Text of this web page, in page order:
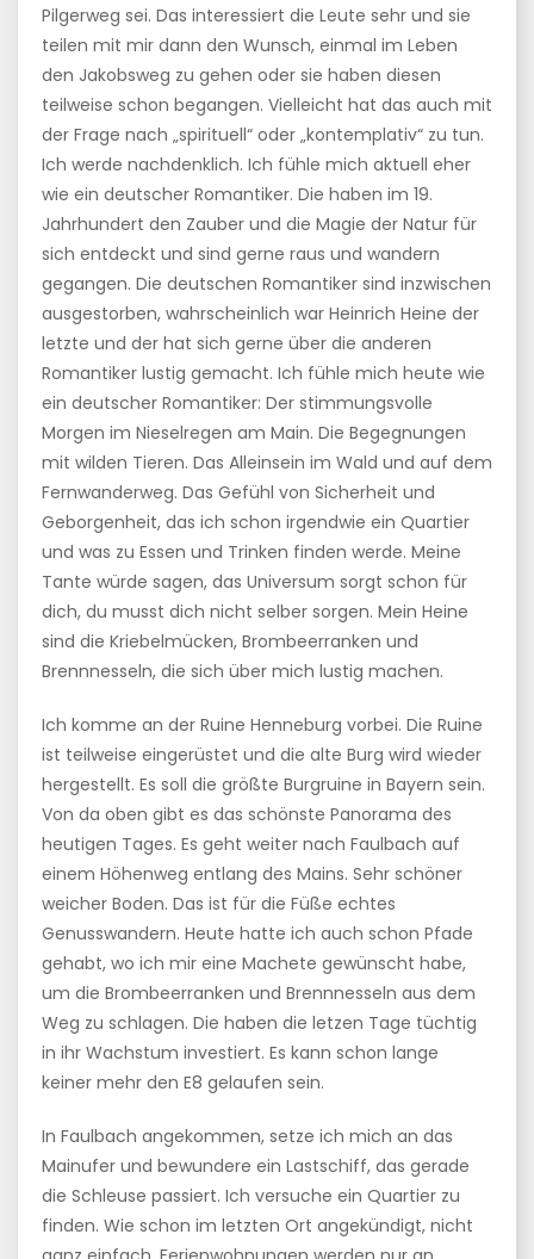
Pilgerweg sei. Das interessiert die Leute sehr und sie
teilen mit mir dann den Wunsch, einmal im Leben
den Jakobsweg zu gehen oder sie haben diesen
teilweise schon begangen. Vielleicht hat das auch mit
der Frage nach „spirituell“ oder „kontemplativ“ zu tun.
Ich werde nachdenklich. Ich fühle mich aktuell eher
wie ein deutscher Romantiker. Die haben im 19.
Jahrhundert den Zauber und die Magie der Natur für
sich entdeckt und sind gerne raus und wandern
gegangen. Die deutschen Romantiker sind inzwischen
ausgestorben, wahrscheinlich war Heinrich Heine der
letzte und der hat sich gerne über die anderen
Romantiker lustig gemacht. Ich fühle mich heute wie
ein deutscher Romantiker: Der stimmungsvolle
Morgen im Nieselregen am Main. Die Begegnungen
mit wilden Tieren. Das Alleinsein im Wald und auf dem
Fernwanderweg. Das Gefühl von Sicherheit und
Geborgenheit, das ich schon irgendwie ein Quartier
und was zu Essen und Trinken finden werde. Meine
Tante würde sagen, das Universum sorgt schon für
dich, du musst dich nicht selber sorgen. Mein Heine
sind die Kriebelmücken, Brombeerranken und
Brennnesseln, die sich über mich lustig machen.
Ich komme an der Ruine Henneburg vorbei. Die Ruine
ist teilweise eingerüstet und die alte Burg wird wieder
hergestellt. Es soll die größte Burgruine in Bayern sein.
Von da oben gibt es das schönste Panorama des
heutigen Tages. Es geht weiter nach Faulbach auf
einem Höhenweg entlang des Mains. Sehr schöner
weicher Boden. Das ist für die Füße echtes
Genusswandern. Heute hatte ich auch schon Pfade
gehabt, wo ich mir eine Machete gewünscht habe,
um die Brombeerranken und Brennnesseln aus dem
Weg zu schlagen. Die haben die letzen Tage tüchtig
in ihr Wachstum investiert. Es kann schon lange
keiner mehr den E8 gelaufen sein.
In Faulbach angekommen, setze ich mich an das
Mainufer und bewundere ein Lastschiff, das gerade
die Schleuse passiert. Ich versuche ein Quartier zu
finden. Wie schon im letzten Ort angekündigt, nicht